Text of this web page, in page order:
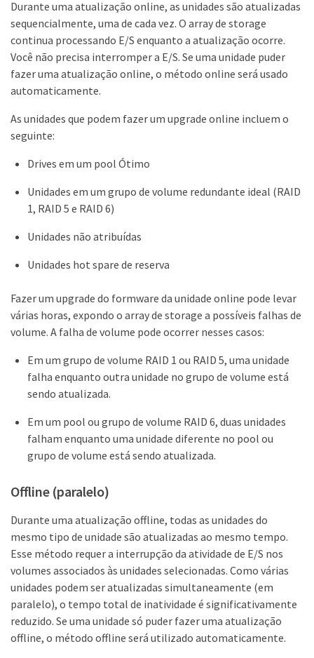
Durante uma atualização online, as unidades são atualizadas
sequencialmente, uma de cada vez. O array de storage
continua processando E/S enquanto a atualização ocorre.
Você não precisa interromper a E/S. Se uma unidade puder
fazer uma atualização online, o método online será usado
automaticamente.
As unidades que podem fazer um upgrade online incluem o
seguinte:
Drives em um pool Ótimo
Unidades em um grupo de volume redundante ideal (RAID
1, RAID 5 e RAID 6)
Unidades não atribuídas
Unidades hot spare de reserva
Fazer um upgrade do formware da unidade online pode levar
várias horas, expondo o array de storage a possíveis falhas de
volume. A falha de volume pode ocorrer nesses casos:
Em um grupo de volume RAID 1 ou RAID 5, uma unidade
falha enquanto outra unidade no grupo de volume está
sendo atualizada.
Em um pool ou grupo de volume RAID 6, duas unidades
falham enquanto uma unidade diferente no pool ou
grupo de volume está sendo atualizada.
Offline (paralelo)
Durante uma atualização offline, todas as unidades do
mesmo tipo de unidade são atualizadas ao mesmo tempo.
Esse método requer a interrupção da atividade de E/S nos
volumes associados às unidades selecionadas. Como várias
unidades podem ser atualizadas simultaneamente (em
paralelo), o tempo total de inatividade é significativamente
reduzido. Se uma unidade só puder fazer uma atualização
offline, o método offline será utilizado automaticamente.